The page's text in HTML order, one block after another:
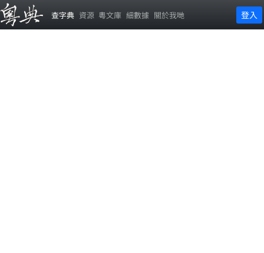
查字典 資源 粵文庫 細數據 關於我哋 登入